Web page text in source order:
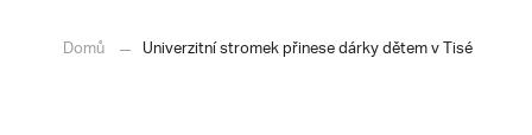
Domů Univerzitní stromek přinese dárky dětem v Tisé